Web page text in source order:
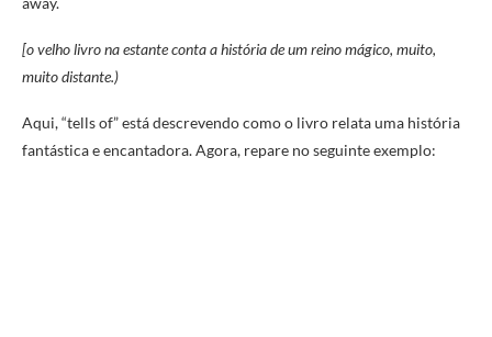
[o velho livro na estante conta a história de um reino mágico, muito,
muito distante.)
Aqui, “tells of” está descrevendo como o livro relata uma história
fantástica e encantadora. Agora, repare no seguinte exemplo: